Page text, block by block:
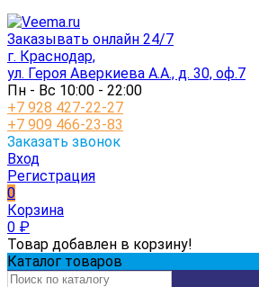
Заказывать онлайн 24/7
г. Краснодар,
ул. Героя Аверкиева А.А., д. 30, оф.7
Пн - Вс 10:00 - 22:00
+7 928 427-22-27
+7 909 466-23-83
Заказать звонок
Вход
Регистрация
0
Корзина
0 ₽
Товар добавлен в корзину!
Каталог товаров